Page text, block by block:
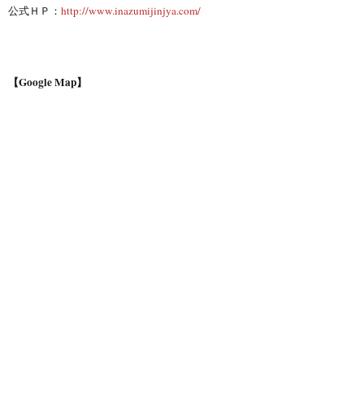
公式ＨＰ： http://www.inazumijinjya.com/
【Google Map】